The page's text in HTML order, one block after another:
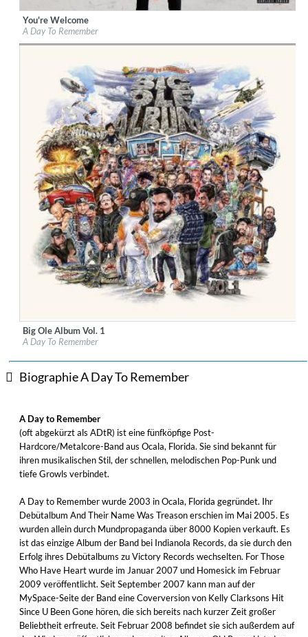
Label: Fueled By Ramen
Genre: Rock
You're Welcome
A Day To Remember
Label: Fueled By Ramen
Genre: Rock
Big Ole Album Vol. 1
A Day To Remember
Biographie A Day To Remember
A Day to Remember
(oft abgekürzt als ADtR) ist eine fünfköpfige Post-
Hardcore/Metalcore-Band aus Ocala, Florida. Sie sind bekannt für
ihren musikalischen Stil, der schnellen, melodischen Pop-Punk und
tiefe Growls verbindet.
A Day to Remember wurde 2003 in Ocala, Florida gegründet. Ihr
Debütalbum And Their Name Was Treason erschien im Mai 2005. Es
wurden allein durch Mundpropaganda über 8000 Kopien verkauft. Es
ist das einzige Album der Band bei Indianola Records, da sie durch den
Erfolg ihres Debütalbums zu Victory Records wechselten. For Those
Who Have Heart wurde im Januar 2007 und Homesick im Februar
2009 veröffentlicht. Seit September 2007 kann man auf der
MySpace-Seite der Band eine Coverversion von Kelly Clarksons Hit
Since U Been Gone hören, die sich bereits nach kurzer Zeit großer
Beliebtheit erfreute. Seit Februar 2008 befindet sie sich außerdem auf